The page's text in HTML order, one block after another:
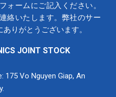
ォームにご記入ください。
絡いたします。弊社のサー
りがとうございます。
JOINT STOCK
175 Vo Nguyen Giap, An